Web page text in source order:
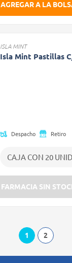
AGREGAR A LA
ISLA MINT
Isla Mint Pastillas
Despacho Retiro
FARMACIA SIN
1 2